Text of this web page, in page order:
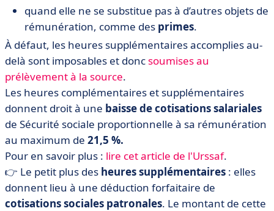
quand elle ne se substitue pas à d’autres objets de
rémunération, comme des primes.
À défaut, les heures supplémentaires accomplies au-
delà sont imposables et doncsoumises au
prélèvement à la source.
Les heures complémentaires et supplémentaires
donnent droit à une baisse de cotisations salariales
de Sécurité sociale proportionnelle à sa rémunération
au maximum de 21,5 %.
Pour en savoir plus : lire cet article de l'Urssaf.
👉 Le petit plus des heures supplémentaires : elles
donnent lieu à une déduction forfaitaire de
cotisations sociales patronales. Le montant de cette